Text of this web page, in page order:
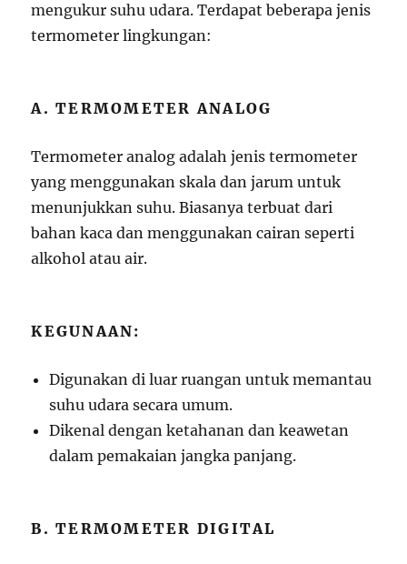
mengukur suhu udara. Terdapat beberapa jenis
termometer lingkungan:
A. TERMOMETER ANALOG
Termometer analog adalah jenis termometer
yang menggunakan skala dan jarum untuk
menunjukkan suhu. Biasanya terbuat dari
bahan kaca dan menggunakan cairan seperti
alkohol atau air.
KEGUNAAN:
Digunakan di luar ruangan untuk memantau
suhu udara secara umum.
Dikenal dengan ketahanan dan keawetan
dalam pemakaian jangka panjang.
B. TERMOMETER DIGITAL